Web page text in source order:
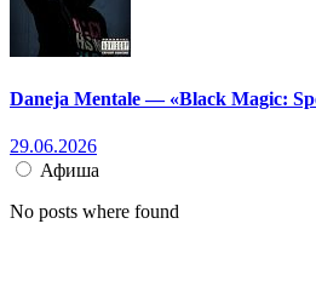
Daneja Mentale — «Black Magic:
29.06.2026
Афиша
No posts where found